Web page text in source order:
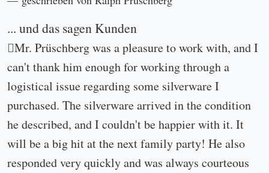
... und das sagen Kunden
Mr. Prüschberg was a pleasure to work with, and I
can't thank him enough for working through a
logistical issue regarding some silverware I
purchased. The silverware arrived in the condition
he described, and I couldn't be happier with it. It
will be a big hit at the next family party! He also
responded very quickly and was always courteous